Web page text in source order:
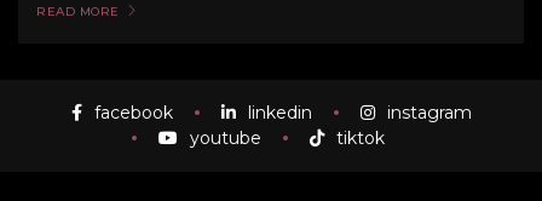
READ MORE
facebook linkedin
instagram
youtube
tiktok